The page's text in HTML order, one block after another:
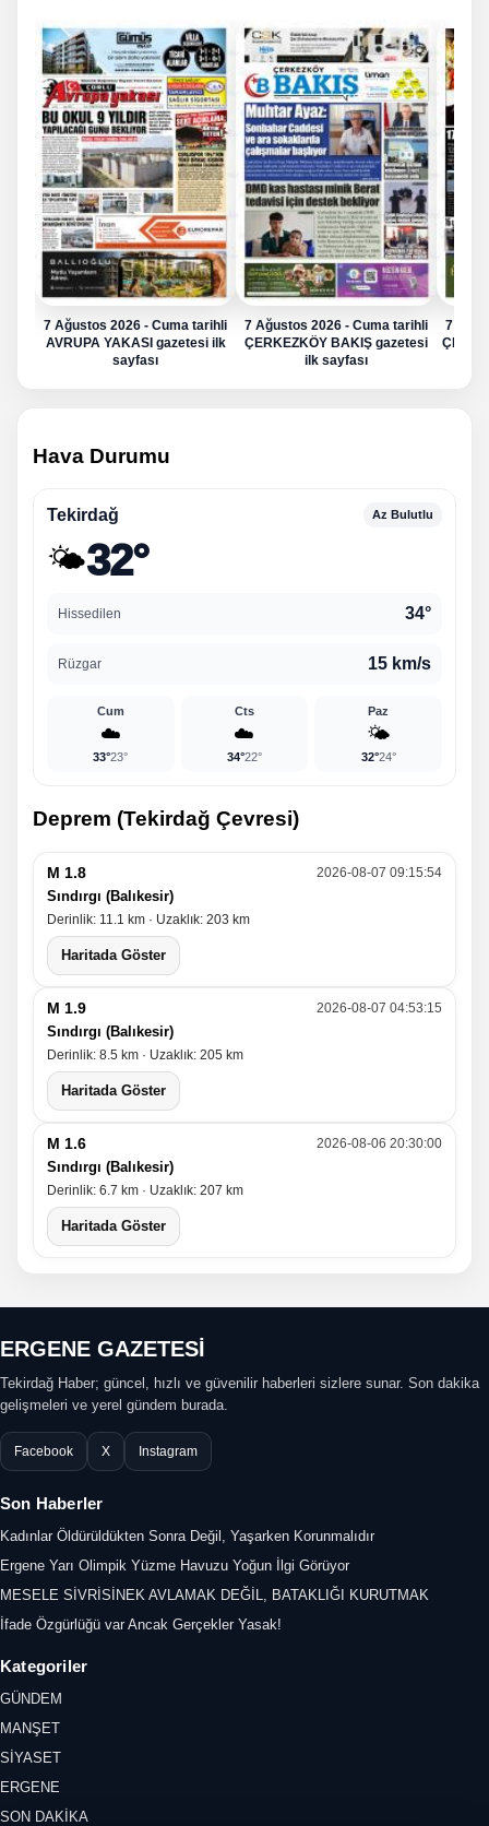
7 Ağustos 2026 - Cuma tarihli
AVRUPA YAKASI gazetesi ilk
sayfası
7 Ağustos 2026 - Cuma tarihli
ÇERKEZKÖY BAKIŞ gazetesi
ilk sayfası
7
Hava Durumu
Tekirdağ Az Bulutlu
🌤️32°
Hissedilen 34°
Rüzgar 15 km/s
Cum
☁️
33°23°
Cts
☁️
34°22°
Paz
🌤️
32°24°
Deprem (Tekirdağ Çevresi)
M 1.8 2026-08-07 09:15:54
Sındırgı (Balıkesir)
Derinlik: 11.1 km · Uzaklık: 203 km
Haritada Göster
M 1.9 2026-08-07 04:53:15
Sındırgı (Balıkesir)
Derinlik: 8.5 km · Uzaklık: 205 km
Haritada Göster
M 1.6 2026-08-06 20:30:00
Sındırgı (Balıkesir)
Derinlik: 6.7 km · Uzaklık: 207 km
Haritada Göster
ERGENE GAZETESİ
Tekirdağ Haber; güncel, hızlı ve güvenilir haberleri sizlere sunar. Son dakika
gelişmeleri ve yerel gündem burada.
Facebook X Instagram
Son Haberler
Kadınlar Öldürüldükten Sonra Değil, Yaşarken Korunmalıdır
Ergene Yarı Olimpik Yüzme Havuzu Yoğun İlgi Görüyor
MESELE SİVRİSİNEK AVLAMAK DEĞİL, BATAKLIĞI KURUTMAK
İfade Özgürlüğü var Ancak Gerçekler Yasak!
Kategoriler
GÜNDEM
MANŞET
SİYASET
ERGENE
SON DAKİKA